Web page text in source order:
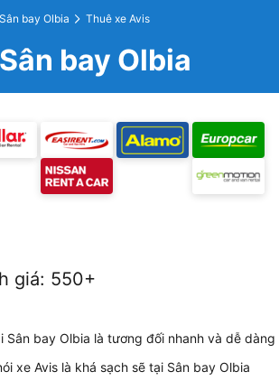
Sân bay Olbia Thuê xe Avis
bay Olbia
giá: 550+
Sân bay Olbia là tương đối nhanh và dễ dàng
xe Avis là khá sạch sẽ tại Sân bay Olbia